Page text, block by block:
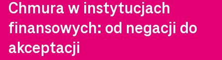
Chmura w instytucjach
finansowych: od negacji do
akceptacji